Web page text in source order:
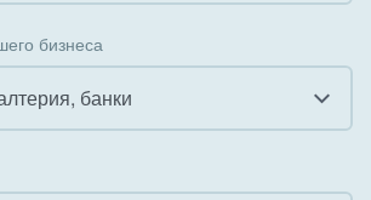
бизнеса
банки